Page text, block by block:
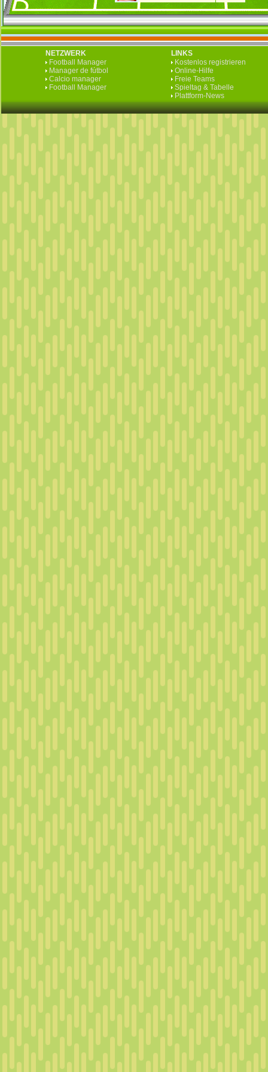
NETZWERK
Football Manager
Manager de fútbol
Calcio manager
Football Manager
LINKS
Kostenlos registrieren
Online-Hilfe
Freie Teams
Spieltag & Tabelle
Plattform-News